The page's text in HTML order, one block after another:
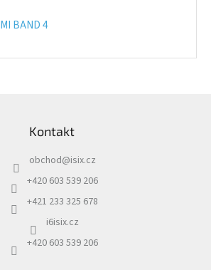
MI BAND 4
Kontakt
obchod@isix.cz
+420 603 539 206
+421 233 325 678
i6isix.cz
+420 603 539 206